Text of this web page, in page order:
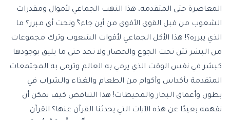
المعاصرة حتى المتقدمة، هذا النهب الجماعي لأموال ومقدرات
الشعوب من قبل القوى الأقوى من أين جاء؟ّ وتحت أي مبرر؟ ما
الذي يبرره؟! هذا الأكل الجماعي لأقوات الشعوب وترك مجموعات
من البشر تئن تحت الجوع والحصار ولا تجد حتى ما يليق بوجودها
كبشر في نفس الوقت الذي يرمي به العالم وترمي به المجتمعات
المتقدمة بأكداس وأكوام من الطعام والغذاء والشراب في
بطون وأعماق البحار والمحيطات! هذا التناقض كيف يمكن أن
نفهمه بعيدًا عن هذه الآيات التي يحدثنا القرآن عنها؟ القرآن